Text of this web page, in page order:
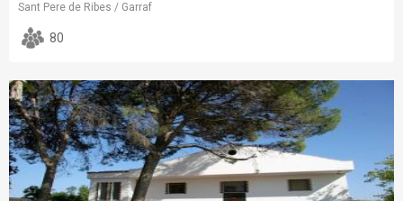
Sant Pere de Ribes / Garraf
80